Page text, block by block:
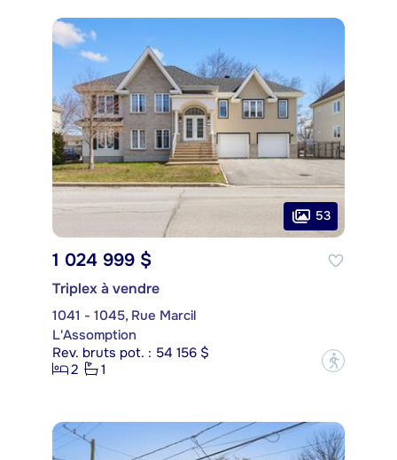
53
1 024 999 $
Triplex à vendre
1041 - 1045, Rue Marcil
L'Assomption
Rev. bruts pot. : 54 156 $
2
1 ?